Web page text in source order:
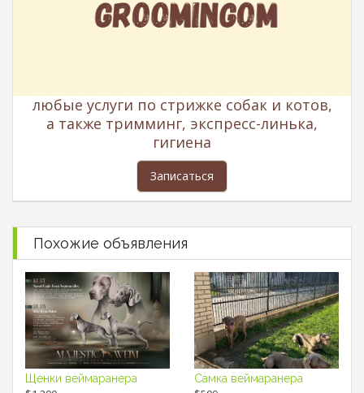
любые услуги по стрижке собак и котов,
а также тримминг, экспресс-линька,
гигиена
Записаться
Похожие объявления
Щенки веймаранера Самка веймаранера